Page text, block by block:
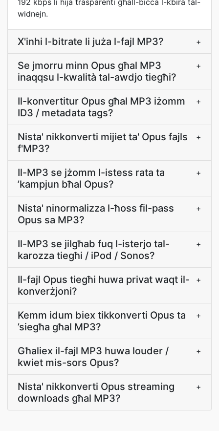
192 kbps li hija trasparenti għall-biċċa l-kbira tal-
widnejn.
X'inhi l-bitrate li juża l-fajl MP3? +
Se jmorru minn Opus għal MP3
inaqqsu l-kwalità tal-awdjo tiegħi?
+
Il-konvertitur Opus għal MP3 iżomm
ID3 / metadata tags?
+
Nista' nikkonverti mijiet ta' Opus fajls
f'MP3?
+
Il-MP3 se jżomm l-istess rata ta
’kampjun bħal Opus?
+
Nista' ninormalizza l-ħoss fil-pass
Opus sa MP3?
+
Il-MP3 se jilgħab fuq l-isterjo tal-
karozza tiegħi / iPod / Sonos?
+
Il-fajl Opus tiegħi huwa privat waqt il-
konverżjoni?
+
Kemm idum biex tikkonverti Opus ta
’siegħa għal MP3?
+
Għaliex il-fajl MP3 huwa louder /
kwiet mis-sors Opus?
+
Nista' nikkonverti Opus streaming
downloads għal MP3?
+